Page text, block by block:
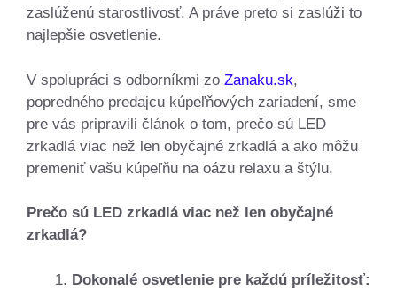
zaslúženú starostlivosť. A práve preto si zaslúži to
najlepšie osvetlenie.
V spolupráci s odborníkmi zo Zanaku.sk,
popredného predajcu kúpeľňových zariadení, sme
pre vás pripravili článok o tom, prečo sú LED
zrkadlá viac než len obyčajné zrkadlá a ako môžu
premeniť vašu kúpeľňu na oázu relaxu a štýlu.
Prečo sú LED zrkadlá viac než len obyčajné
zrkadlá?
Dokonalé osvetlenie pre každú príležitosť: